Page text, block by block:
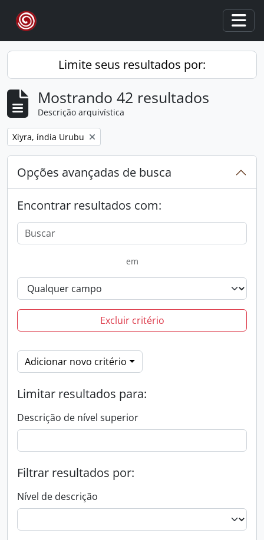
Skip to main content
Limite seus resultados por:
Mostrando 42 resultados
Descrição arquivística
Remover filtro:
Xiyra, índia Urubu
Opções avançadas de busca
Encontrar resultados com:
em
Excluir critério
Adicionar novo critério
Limitar resultados para:
Descrição de nível superior
Filtrar resultados por:
Nível de descrição